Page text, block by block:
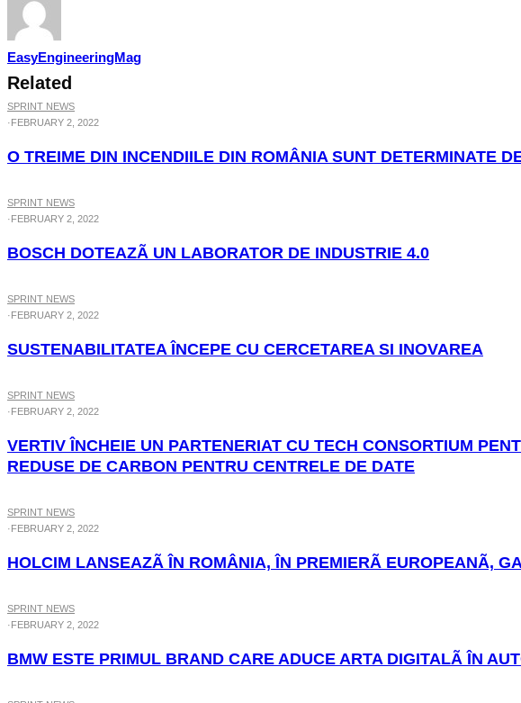
EasyEngineeringMag
Related
SPRINT NEWS
·FEBRUARY 2, 2022
O TREIME DIN INCENDIILE DIN ROMÂNIA SUNT DETERMINATE
SPRINT NEWS
·FEBRUARY 2, 2022
BOSCH DOTEAZÃ UN LABORATOR DE INDUSTRIE 4.0
SPRINT NEWS
·FEBRUARY 2, 2022
SUSTENABILITATEA ÎNCEPE CU CERCETAREA SI INOVAREA
SPRINT NEWS
·FEBRUARY 2, 2022
VERTIV ÎNCHEIE UN PARTENERIAT CU TECH CONSORTIUM
REDUSE DE CARBON PENTRU CENTRELE DE DATE
SPRINT NEWS
·FEBRUARY 2, 2022
HOLCIM LANSEAZÃ ÎN ROMÂNIA, ÎN PREMIERÃ EUROPEANÃ,
SPRINT NEWS
·FEBRUARY 2, 2022
BMW ESTE PRIMUL BRAND CARE ADUCE ARTA DIGITALÃ ÎN